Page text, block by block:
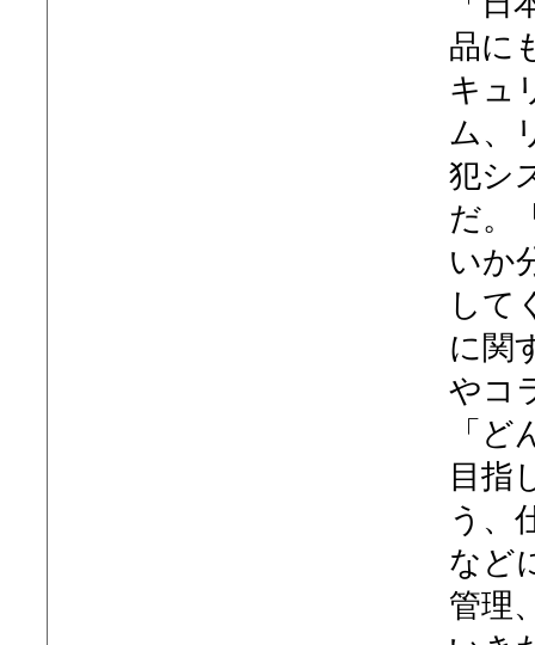
品に
キュ
ム、
犯シ
だ。
いか
して
に関
やコ
「
目指
う、
など
管理